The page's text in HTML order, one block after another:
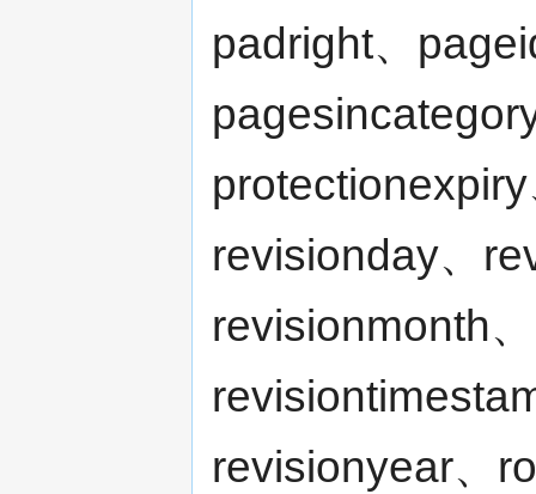
padright、
revisionday、
revisionmonth
revisionyear、